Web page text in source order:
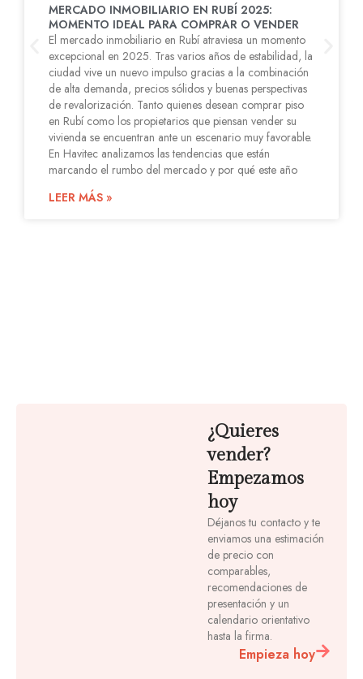
MERCADO INMOBILIARIO EN RUBÍ 2025:
MOMENTO IDEAL PARA COMPRAR O VENDER
El mercado inmobiliario en Rubí atraviesa un momento
excepcional en 2025. Tras varios años de estabilidad, la
ciudad vive un nuevo impulso gracias a la combinación
de alta demanda, precios sólidos y buenas perspectivas
de revalorización. Tanto quienes desean comprar piso
en Rubí como los propietarios que piensan vender su
vivienda se encuentran ante un escenario muy favorable.
En Havitec analizamos las tendencias que están
marcando el rumbo del mercado y por qué este año
LEER MÁS »
¿Quieres
vender?
Empezamos
hoy
Déjanos tu contacto y te
enviamos una estimación
de precio con
comparables,
recomendaciones de
presentación y un
calendario orientativo
hasta la firma.
Empieza hoy